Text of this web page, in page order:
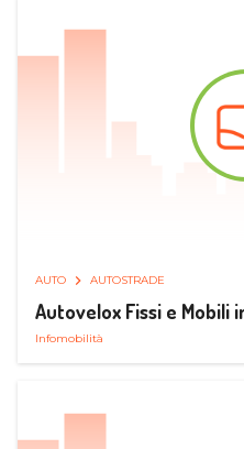
AUTO AUTOSTRADE
Autovelox Fissi e Mobili
Infomobilità